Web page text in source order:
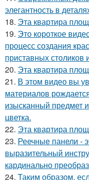
элегантность в
18. Эта квартира
19. Это короткое
процесс создания
приставных столиков
20. Эта квартира
21. В этом видео вы
материалов
изысканный предмет
цветка.
22. Эта квартира
23. Реечные панели -
выразительный
кардинально
24. Таким образом,